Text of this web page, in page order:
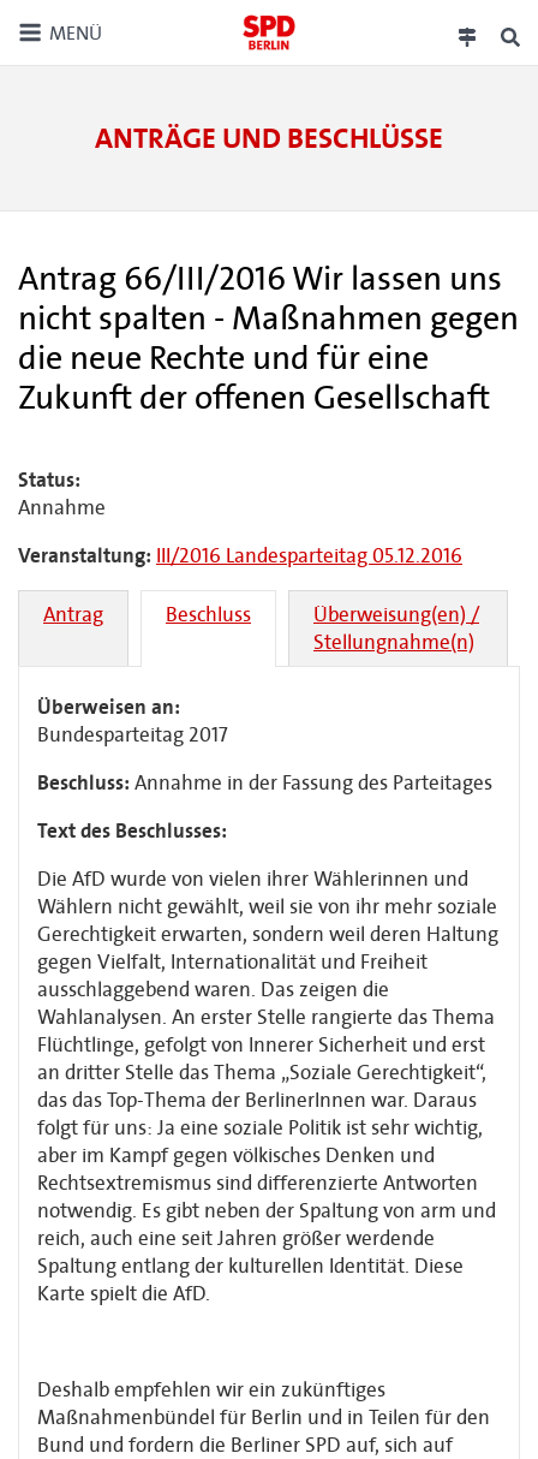
MENÜ
ANTRÄGE UND BESCHLÜSSE
Antrag 66/III/2016 Wir lassen uns
nicht spalten - Maßnahmen gegen
die neue Rechte und für eine
Zukunft der offenen Gesellschaft
Status:
Annahme
Veranstaltung: III/2016 Landesparteitag 05.12.2016
Antrag Beschluss
Überweisung(en) /
Stellungnahme(n)
Überweisen an:
Bundesparteitag 2017
Beschluss: Annahme in der Fassung des Parteitages
Text des Beschlusses:
Die AfD wurde von vielen ihrer Wählerinnen und
Wählern nicht gewählt, weil sie von ihr mehr soziale
Gerechtigkeit erwarten, sondern weil deren Haltung
gegen Vielfalt, Internationalität und Freiheit
ausschlaggebend waren. Das zeigen die
Wahlanalysen. An erster Stelle rangierte das Thema
Flüchtlinge, gefolgt von Innerer Sicherheit und erst
an dritter Stelle das Thema „Soziale Gerechtigkeit“,
das das Top-Thema der BerlinerInnen war. Daraus
folgt für uns: Ja eine soziale Politik ist sehr wichtig,
aber im Kampf gegen völkisches Denken und
Rechtsextremismus sind differenzierte Antworten
notwendig. Es gibt neben der Spaltung von arm und
reich, auch eine seit Jahren größer werdende
Spaltung entlang der kulturellen Identität. Diese
Karte spielt die AfD.
Deshalb empfehlen wir ein zukünftiges
Maßnahmenbündel für Berlin und in Teilen für den
Bund und fordern die Berliner SPD auf, sich auf